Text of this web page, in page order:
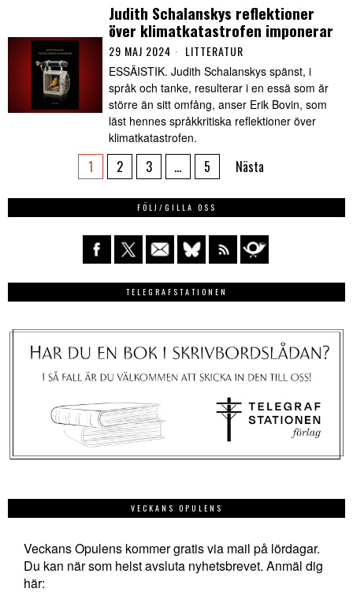
Judith Schalanskys reflektioner
över klimatkatastrofen imponerar
29 MAJ 2024 LITTERATUR
ESSÄISTIK. Judith Schalanskys spänst, i
språk och tanke, resulterar i en essä som är
större än sitt omfång, anser Erik Bovin, som
läst hennes språkkritiska reflektioner över
klimatkatastrofen.
1 2 3 … 5 Nästa
FÖLJ/GILLA OSS
TELEGRAFSTATIONEN
VECKANS OPULENS
Veckans Opulens kommer gratis via mail på lördagar.
Du kan när som helst avsluta nyhetsbrevet. Anmäl dig
här: